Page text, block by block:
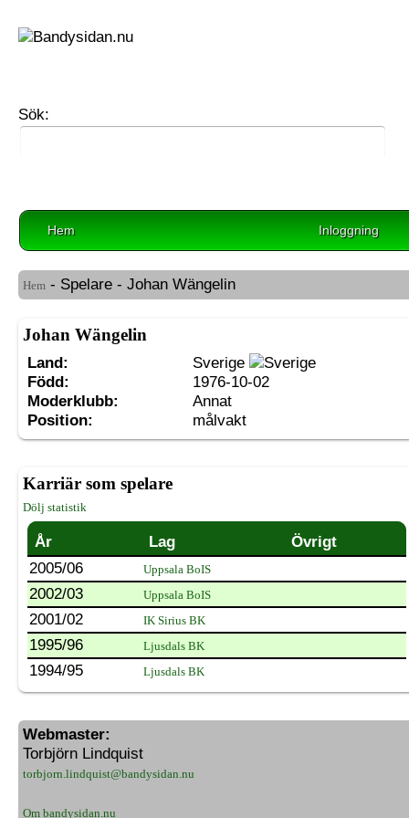
Sök:
Hem Inloggning
Hem - Spelare - Johan Wängelin
Johan Wängelin
Land:
Sverige
Född:
1976-10-02
Moderklubb:
Annat
Position:
målvakt
Karriär som spelare
Dölj statistik
År Lag
Övrigt
2005/06
Uppsala BoIS
2002/03 Uppsala BoIS
2001/02 IK Sirius BK
1995/96 Ljusdals BK
1994/95 Ljusdals BK
Webmaster:
Torbjörn Lindquist
torbjorn.lindquist@bandysidan.nu
Om bandysidan.nu